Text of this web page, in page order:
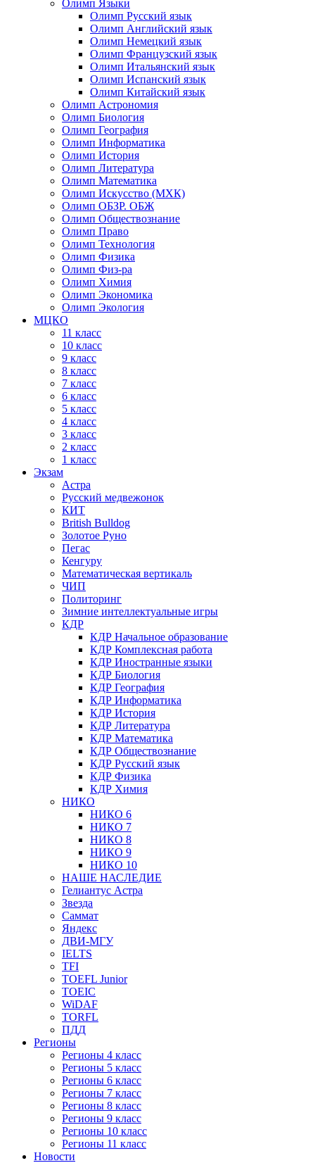
Олимп Языки
Олимп Русский язык
Олимп Английский язык
Олимп Немецкий язык
Олимп Французский язык
Олимп Итальянский язык
Олимп Испанский язык
Олимп Китайский язык
Олимп Астрономия
Олимп Биология
Олимп География
Олимп Информатика
Олимп История
Олимп Литература
Олимп Математика
Олимп Искусство (МХК)
Олимп ОБЗР. ОБЖ
Олимп Обществознание
Олимп Право
Олимп Технология
Олимп Физика
Олимп Физ-ра
Олимп Химия
Олимп Экономика
Олимп Экология
МЦКО
11 класс
10 класс
9 класс
8 класс
7 класс
6 класс
5 класс
4 класс
3 класс
2 класс
1 класс
Экзам
Астра
Русский медвежонок
КИТ
British Bulldog
Золотое Руно
Пегас
Кенгуру
Математическая вертикаль
ЧИП
Политоринг
Зимние интеллектуальные игры
КДР
КДР Начальное образование
КДР Комплексная работа
КДР Иностранные языки
КДР Биология
КДР География
КДР Информатика
КДР История
КДР Литература
КДР Математика
КДР Обществознание
КДР Русский язык
КДР Физика
КДР Химия
НИКО
НИКО 6
НИКО 7
НИКО 8
НИКО 9
НИКО 10
НАШЕ НАСЛЕДИЕ
Гелиантус Астра
Звезда
Саммат
Яндекс
ДВИ-МГУ
IELTS
TFI
TOEFL Junior
TOEIC
WiDAF
TORFL
ПДД
Регионы
Регионы 4 класс
Регионы 5 класс
Регионы 6 класс
Регионы 7 класс
Регионы 8 класс
Регионы 9 класс
Регионы 10 класс
Регионы 11 класс
Новости